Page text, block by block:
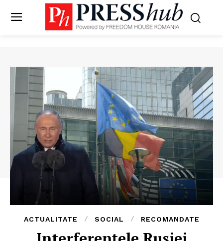
ACTUALITATE SOCIAL RECOMANDATE